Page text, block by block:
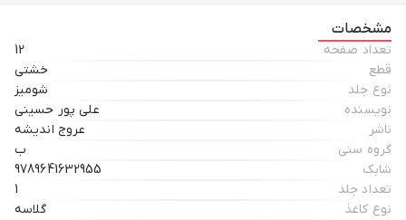
مشخصات
تعداد صفحه
12
قطع
خشتی
نوع جلد
شومیز
نویسنده
علی پور حسینی
ناشر
عروج اندیشه
گروه سنی
ب
شابک
9789641632955
تعداد جلد
1
نوع کاغذ
گلاسه